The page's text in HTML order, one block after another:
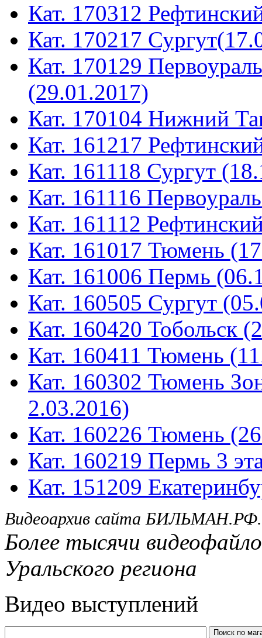
Кат. 170312
Кат. 170217
Кат. 170129
(29.01.2017)
Кат. 170104 Нижний
Кат. 161217
Кат. 161118 Сургут
Кат. 161116
Кат. 161112
Кат. 161017 Тюмень
Кат. 161006 Пермь
Кат. 160505 Сургут
Кат. 160420 Тобольск
Кат. 160411 Тюмень
Кат. 160302 Тюмень
2.03.2016)
Кат. 160226 Тюмень
Кат. 160219 Пермь 3
Кат. 151209
Видеоархив сайта БИЛЬМАН.РФ.
Более тысячи
Уральского региона
Видео выступлений